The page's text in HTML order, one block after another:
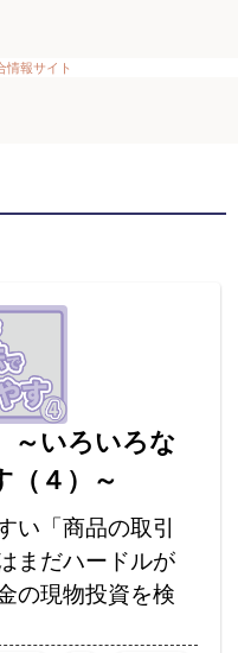
情報サイト
いろいろな
（４）～
い「商品の取引
まだハードルが
の現物投資を検